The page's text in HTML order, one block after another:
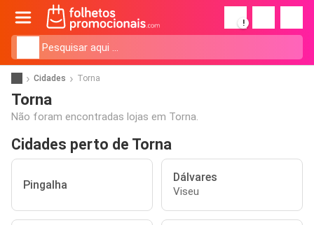
!
Cidades Torna
Torna
Não foram encontradas lojas em Torna.
Cidades perto de Torna
Pingalha
Dálvares
Viseu